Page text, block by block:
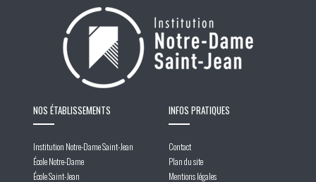
NOS ÉTABLISSEMENTS
Institution Notre-Dame Saint-Jean
École Notre-Dame
École Saint-Jean
INFOS PRATIQUES
Contact
Plan du site
Mentions légales